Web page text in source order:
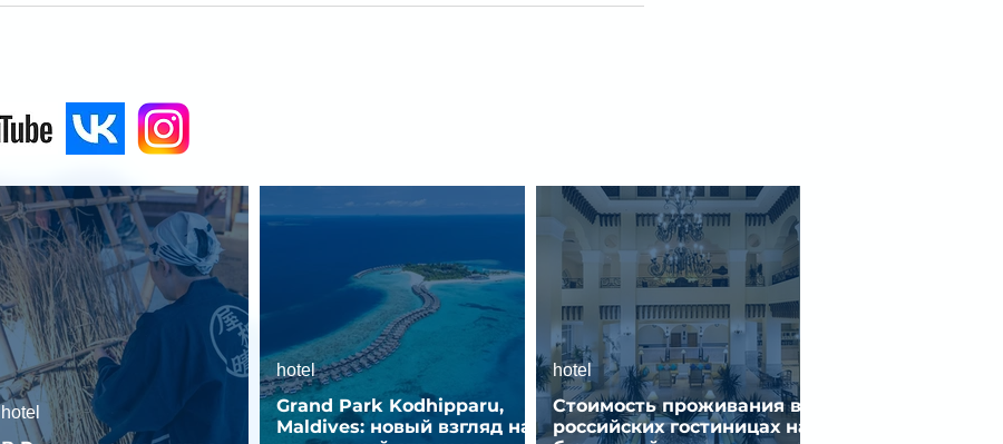
hotel
Grand Park Kodhipparu,
Maldives: новый взгляд на
hotel
Стоимость проживания в
российских гостиницах на
hotel